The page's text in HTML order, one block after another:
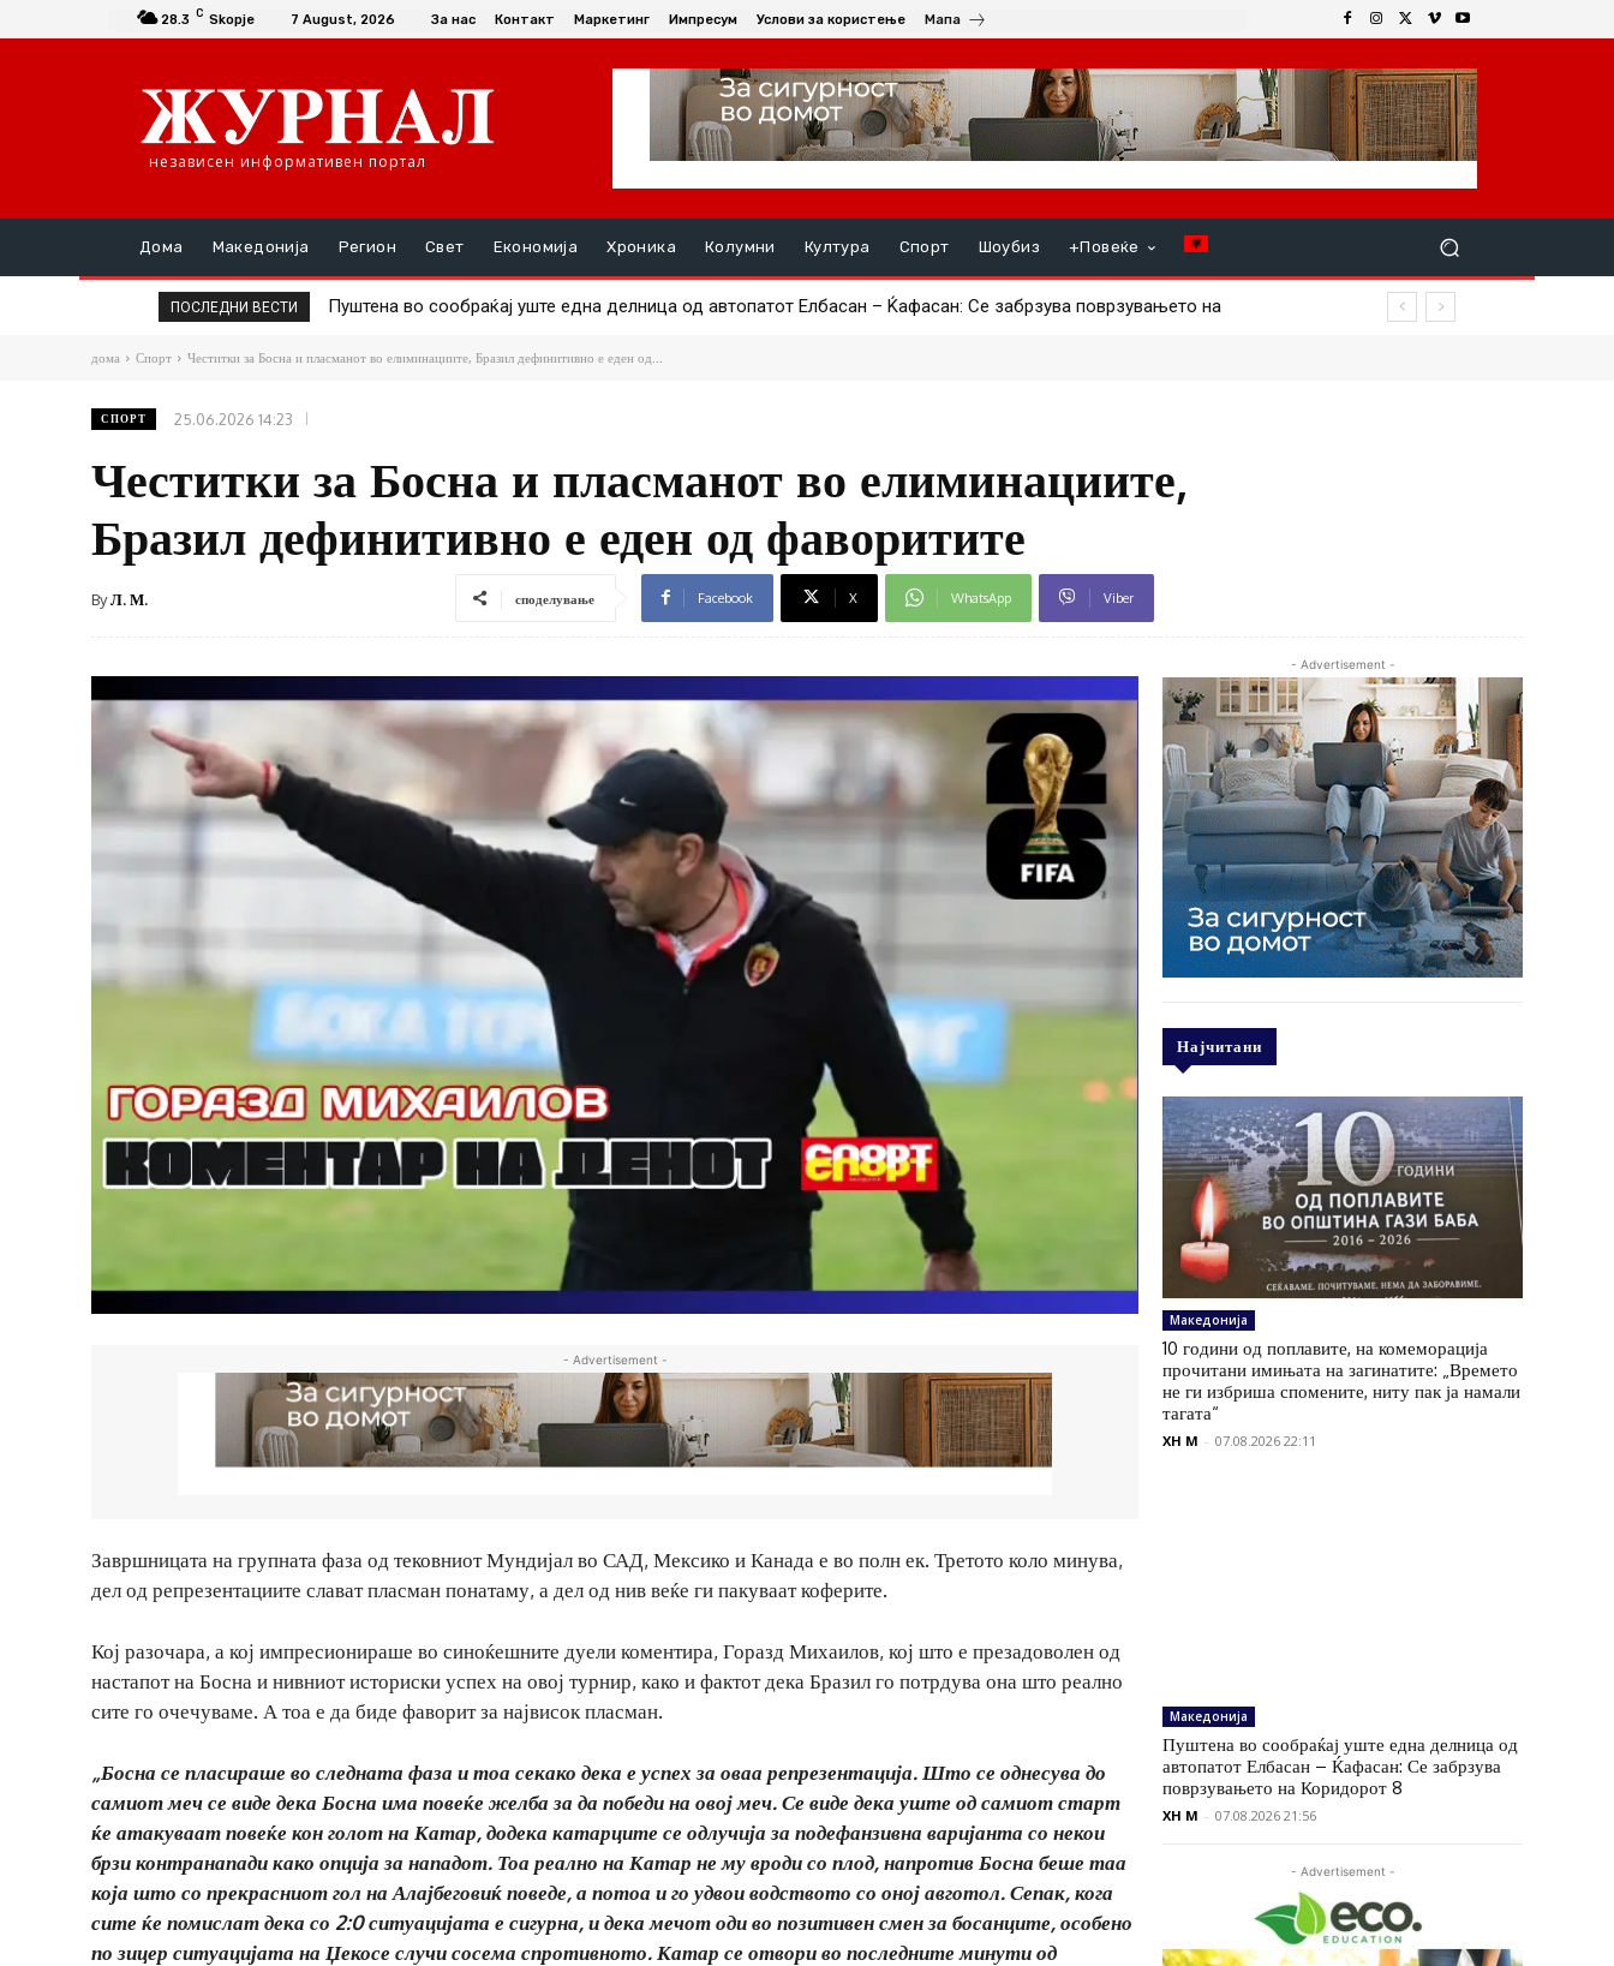
28.3 C Skopje 7 August, 2026 За нас Контакт Маркетинг Импресум Услови за користење Мапа
независен информативен портал
Дома Македонија Регион Свет Економија Хроника Колумни Култура Спорт Шоубиз +Повеќе
ПОСЛЕДНИ ВЕСТИ
Пуштена во сообраќај уште една делница од автопатот Елбасан – Ќафасан: Се забрзува поврзувањето на
Андоновски: Националниот дата-центар ќе биде со капацитет под 1 MW, граѓаните ги добиваат првите е-услуги на
дома Спорт Честитки за Босна и пласманот во елиминациите, Бразил дефинитивно е еден од...
СПОРТ 25.06.2026 14:23
Честитки за Босна и пласманот во елиминациите,
Бразил дефинитивно е еден од фаворитите
ByЛ. М. споделување Facebook X WhatsApp Viber
- Advertisement -
Завршницата на групната фаза од тековниот Мундијал во САД, Мексико и Канада е во полн ек. Третото коло минува,
дел од репрезентациите слават пласман понатаму, а дел од нив веќе ги пакуваат коферите.
Кој разочара, а кој импресионираше во синоќешните дуели коментира, Горазд Михаилов, кој што е презадоволен од
настапот на Босна и нивниот историски успех на овој турнир, како и фактот дека Бразил го потрдува она што реално
сите го очечуваме. А тоа е да биде фаворит за највисок пласман.
„Босна се пласираше во следната фаза и тоа секако дека е успех за оваа репрезентација. Што се однесува до
самиот меч се виде дека Босна има повеќе желба за да победи на овој меч. Се виде дека уште од самиот старт
ќе атакуваат повеќе кон голот на Катар, додека катарците се одлучија за подефанзивна варијанта со некои
брзи контранапади како опција за нападот. Тоа реално на Катар не му вроди со плод, напротив Босна беше таа
која што со прекрасниот гол на Алајбеговиќ поведе, а потоа и го удвои водството со оној авготол. Сепак, кога
сите ќе помислат дека со 2:0 ситуацијата е сигурна, и дека мечот оди во позитивен смен за босанците, особено
по зицер ситуацијата на Џекосе случи сосема спротивното. Катар се отвори во последните минути од
- Advertisement -
Најчитани
Македонија
10 години од поплавите, на комеморација
прочитани имињата на загинатите: „Времето
не ги избриша спомените, ниту пак ја намали
тагата“
XH M - 07.08.2026 22:11
Македонија
Пуштена во сообраќај уште една делница од
автопатот Елбасан – Ќафасан: Се забрзува
поврзувањето на Коридорот 8
XH M - 07.08.2026 21:56
- Advertisement -